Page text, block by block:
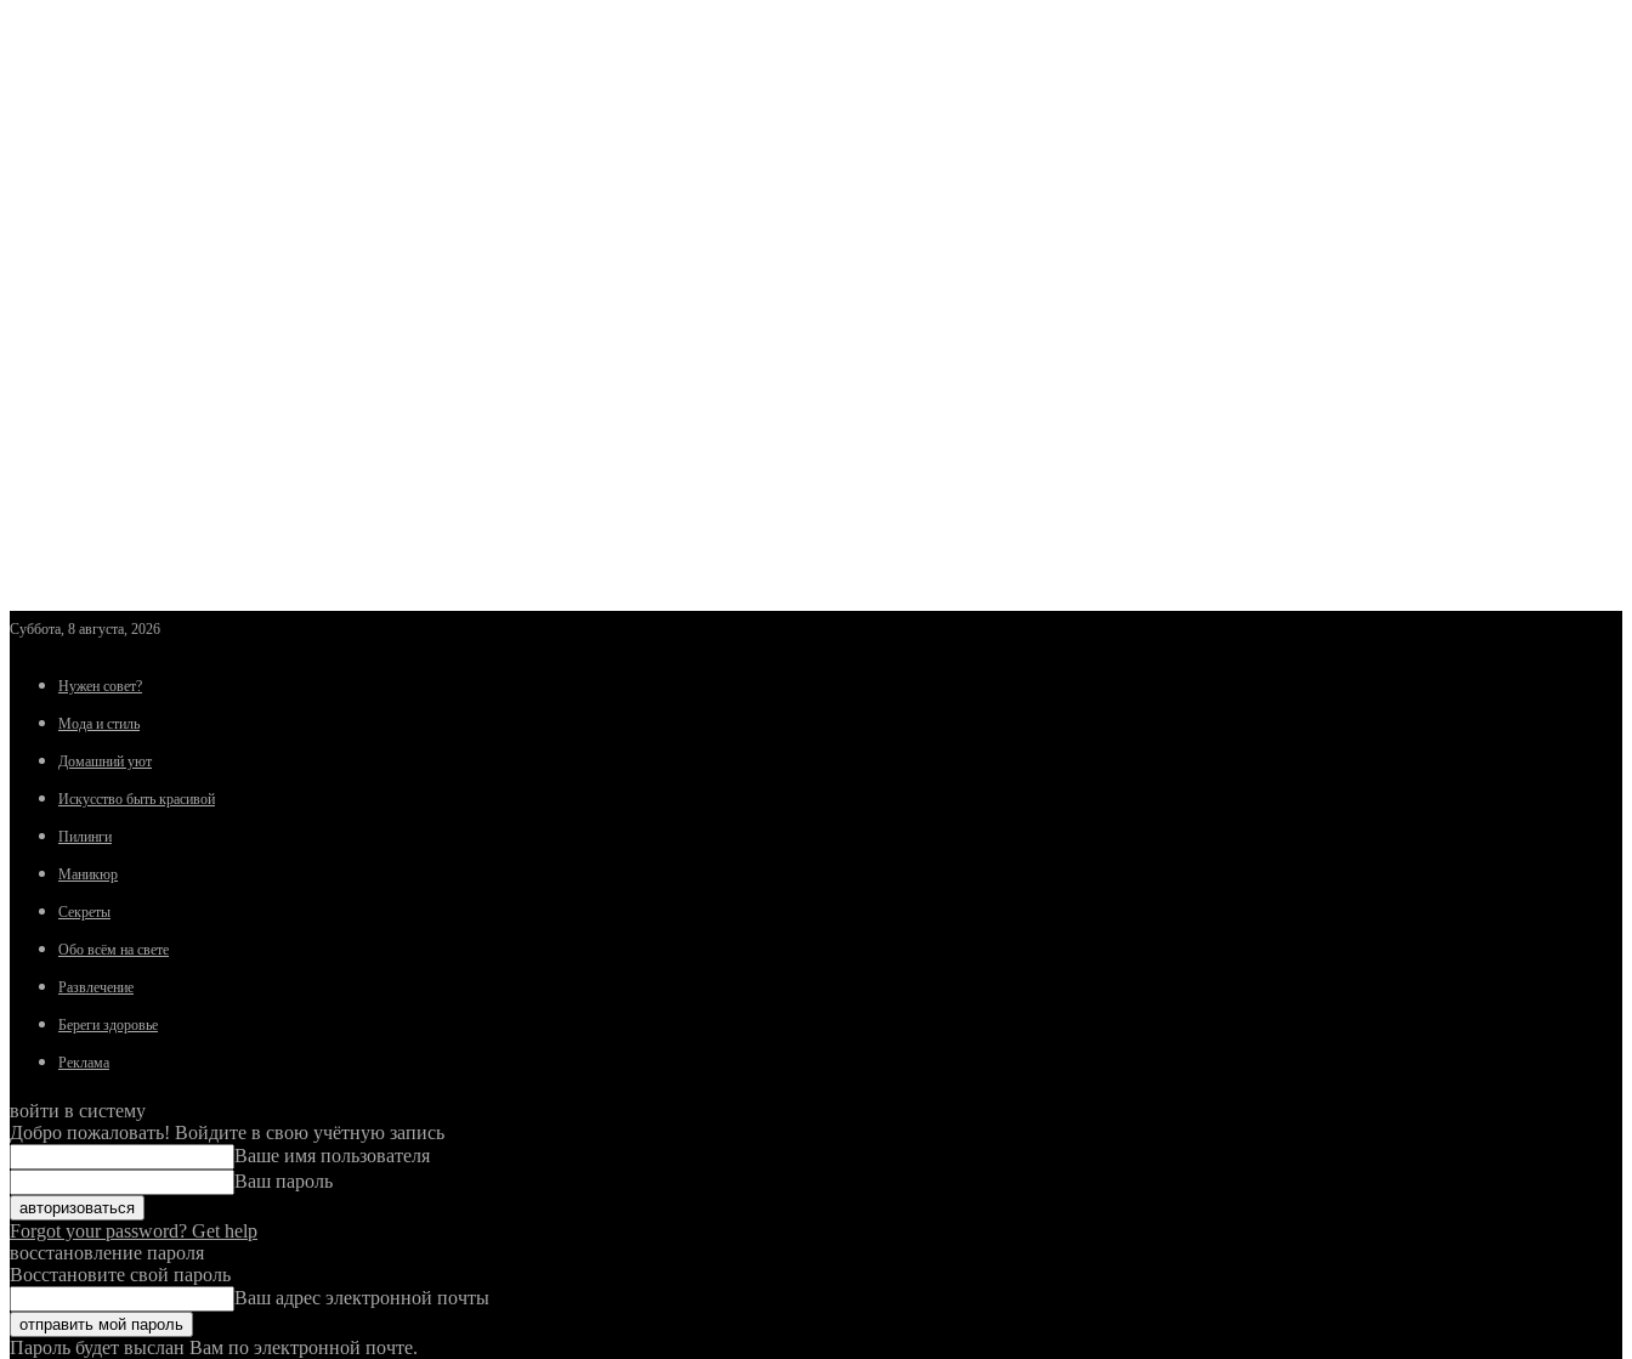
Суббота, 8 августа, 2026
Нужен совет?
Мода и стиль
Домашний уют
Искусство быть красивой
Пилинги
Маникюр
Секреты
Обо всём на свете
Развлечение
Береги здоровье
Реклама
войти в систему
Добро пожаловать! Войдите в свою учётную запись
Ваше имя пользователя
Ваш пароль
Forgot your password? Get help
восстановление пароля
Восстановите свой пароль
Ваш адрес электронной почты
Пароль будет выслан Вам по электронной почте.